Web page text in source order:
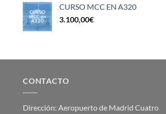
CURSO MCC EN A320
3.100,00€
CONTACTO
Dirección: Aeropuerto de Madrid Cuatro